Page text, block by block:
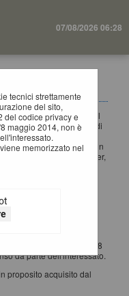
07/08/2026 06:28
tecnici strettamente
del sito,
del codice privacy e
maggio 2014, non è
memorizzato nel
computer dell'utente al
sito, con lo scopo di
è il computer sul quale è in
(Internet Explorer,
sul computer di
web al momento delle
strettamente necessari
ai quali, ai sensi
del Garante dell'8
da parte dell'interessato.
proposito acquisito dal